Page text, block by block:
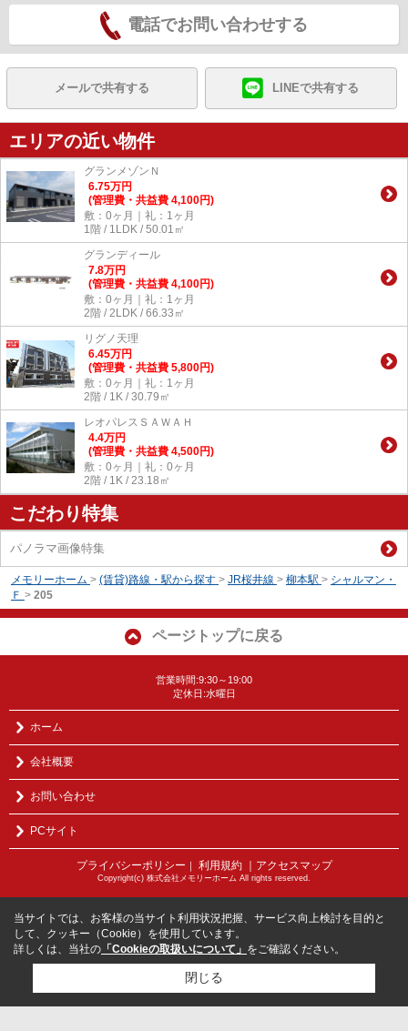
電話でお問い合わせする
メールで共有する LINEで共有する
エリアの近い物件
グランメゾンＮ
6.75万円
(管理費・共益費 4,100円)
敷：0ヶ月｜礼：1ヶ月
1階 / 1LDK / 50.01㎡
グランディール
7.8万円
(管理費・共益費 4,100円)
敷：0ヶ月｜礼：1ヶ月
2階 / 2LDK / 66.33㎡
リグノ天理
6.45万円
(管理費・共益費 5,800円)
敷：0ヶ月｜礼：1ヶ月
2階 / 1K / 30.79㎡
レオパレスＳＡＷＡＨ
4.4万円
(管理費・共益費 4,500円)
敷：0ヶ月｜礼：0ヶ月
2階 / 1K / 23.18㎡
こだわり特集
パノラマ画像特集
メモリーホーム > (賃貸)路線・駅から探す > JR桜井線 > 柳本駅 > シャルマン・
Ｆ > 205
ページトップに戻る
営業時間:9:30～19:00
定休日:水曜日
ホーム
会社概要
お問い合わせ
PCサイト
プライバシーポリシー ｜ 利用規約 ｜アクセスマップ
Copyright(c) 株式会社メモリーホーム All rights reserved.
当サイトでは、お客様の当サイト利用状況把握、サービス向上検討を目的と
して、クッキー（Cookie）を使用しています。
詳しくは、当社の 「Cookieの取扱いについて」 をご確認ください。
閉じる